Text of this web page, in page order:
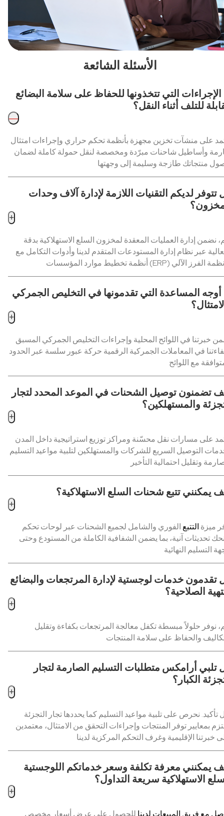
الأسئلة الشائعة
الإجراءات التي تتخذونها للحفاظ على سلامة البضائع
للتلف أثناء النقل؟
—
على منشآت تخزين مجهزة بأنظمة تحكم حراري وإجراءات امتثال
وأساطيل شاحنات مبرّدة ومخصصة لنقل حمولة كاملة لضمان
تتوفر لديكم التقنيات اللازمة لإدارة آلاف وحدات
+
نضمن إدارة العمليات المعقدة لمخزون السلع الاستهلاكية بدقة
عبر نظام إدارة المستودعات المتقدم لدينا وأدوات التكامل مع
أوجه المساعدة التي تقدمونها في التخليص الجمركي
+
خبرتنا في اللوائح المحلية وإجراءات التخليص الجمركي المسبق
في المعاملات الجمركية الرقمية حركة عبور سلسة عبر الحدود
تضمنون توصيل الشحنات في الموعد المحدد لتجار
والمستهلكين؟
+
على مسارات نقل محسّنة ومراكز توزيع استراتيجية داخل المدن
التوصيل السريع للشركات والمستهلكين لتلبية مواعيد التسليم
يمكنني تتبع شحنات السلع الاستهلاكية؟
+
ميزة التتبع الفوري والشامل لجميع الشحنات عبر لوحات تحكم
تحديثات آنية، بما يضمن الشفافية الكاملة من المستودع وحتى
تقدمون خدمات لوجستية لإدارة المرتجعات والبضائع
الصلاحية؟
+
نوفر حلولاً مبسطة تكفل معالجة المرتجعات بكفاءة وتقليل
تلبي أرامكس متطلبات التسليم الصارمة لتجار
الكبار؟
+
تأكيد. نحرص على تلبية مواعيد التسليم كما يحددها تجار التجزئة
بمعايير توفر المنتجات وإجراءات التحقق من الامتثال، معتمدين
يمكنني معرفة تكلفة وسعر خدماتكم اللوجستية
الاستهلاكية سريعة التداول؟
+
مع فريق المبيعات لدينا للحصول على عرض أسعار مخصص